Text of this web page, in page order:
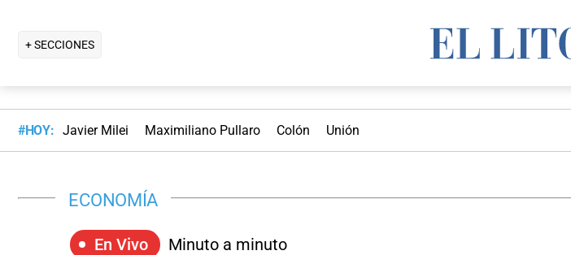
+ SECCIONES
#HOY: Javier Milei Maximiliano Pullaro Colón Unión
ECONOMÍA
En Vivo Minuto a minuto